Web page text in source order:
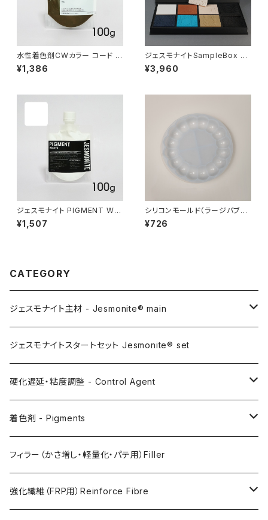
水性着色剤CWカラー コード 1
00g
¥1,386
ジェスモナイトSampleBox A
C100
¥3,960
ジェスモナイト PIGMENT WHI
TE 100g（着色剤:白 100g）
¥1,507
シリコンモールド（ラージバブル
トレイ）
¥726
CATEGORY
ジェスモナイト主材 - Jesmonite® main
AC100
AC200
AC730
FLEX METAL
ジェスモナイトスタートセット Jesmonite® set
硬化遅延・粘度調整 - Control Agent
Retarder（硬化遅延剤）
Thixotrope for AC100（増粘・タレ止め剤）
Softener for AC730 (粘度低下剤)
着色剤 - Pigments
Jesmonite製Pigments
日本製Pigments
フィラー（かさ増し・軽量化・パテ用）Filler
強化繊維（FRP用）Reinforce Fibre